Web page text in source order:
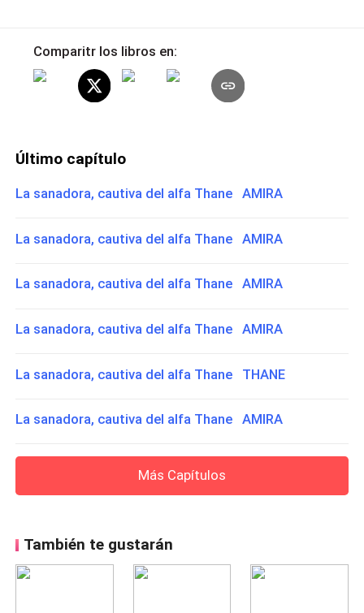
Comparitr los libros en:
Último capítulo
La sanadora, cautiva del alfa Thane AMIRA
La sanadora, cautiva del alfa Thane AMIRA
La sanadora, cautiva del alfa Thane AMIRA
La sanadora, cautiva del alfa Thane AMIRA
La sanadora, cautiva del alfa Thane THANE
La sanadora, cautiva del alfa Thane AMIRA
Más Capítulos
También te gustarán